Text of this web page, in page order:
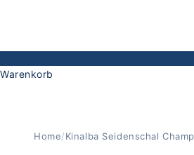
Warenkorb
Home/Kinalba Seidenschal